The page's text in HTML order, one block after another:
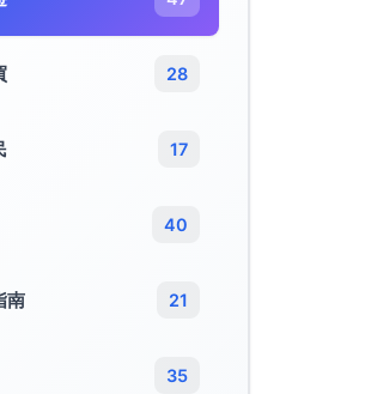
28
17
40
南 21
35